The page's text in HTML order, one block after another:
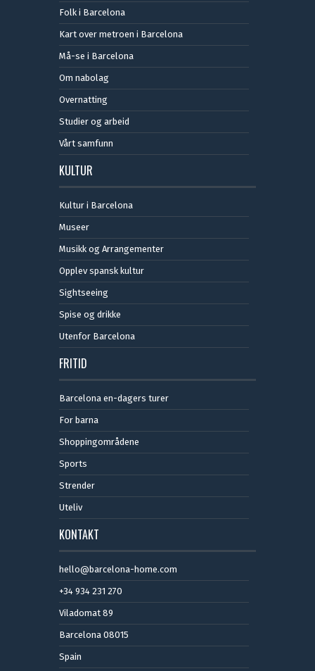
Folk i Barcelona
Kart over metroen i Barcelona
Må-se i Barcelona
Om nabolag
Overnatting
Studier og arbeid
Vårt samfunn
KULTUR
Kultur i Barcelona
Museer
Musikk og Arrangementer
Opplev spansk kultur
Sightseeing
Spise og drikke
Utenfor Barcelona
FRITID
Barcelona en-dagers turer
For barna
Shoppingområdene
Sports
Strender
Uteliv
KONTAKT
hello@barcelona-home.com
+34 934 231 270
Viladomat 89
Barcelona 08015
Spain